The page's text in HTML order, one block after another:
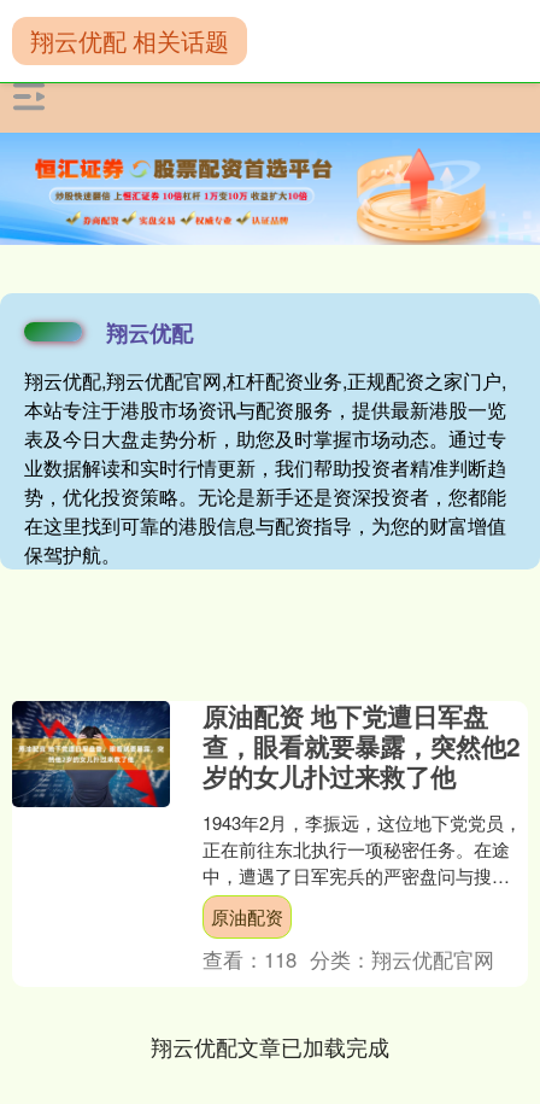
翔云优配
翔云优配,翔云优配官网,杠杆配资业务,正规配资之家门户,
本站专注于港股市场资讯与配资服务，提供最新港股一览
表及今日大盘走势分析，助您及时掌握市场动态。通过专
业数据解读和实时行情更新，我们帮助投资者精准判断趋
势，优化投资策略。无论是新手还是资深投资者，您都能
在这里找到可靠的港股信息与配资指导，为您的财富增值
保驾护航。
翔云优配 相关话题
原油配资 地下党遭日军盘
查，眼看就要暴露，突然他2
岁的女儿扑过来救了他
1943年2月，李振远，这位地下党党员，
正在前往东北执行一项秘密任务。在途
中，遭遇了日军宪兵的严密盘问与搜
查。日本宪兵手中握着一本通缉要犯的
小册子，正在逐一比对....
原油配资
查看： 118 分类：翔云优配官网
翔云优配文章已加载完成